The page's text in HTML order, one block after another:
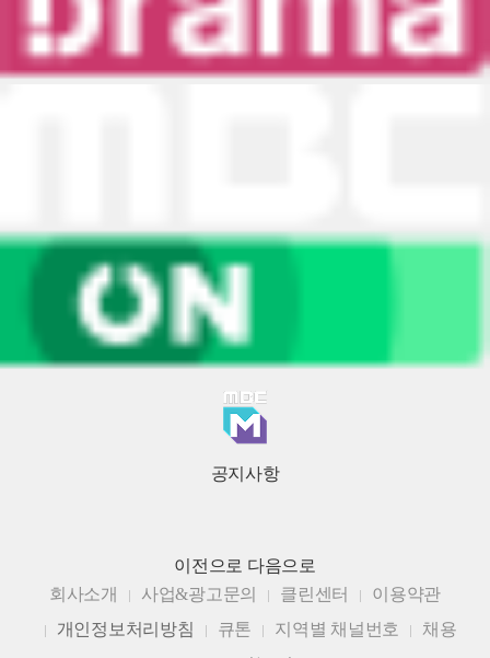
공지사항
이전으로 다음으로
회사소개
사업&광고문의 클린센터
이용약관
개인정보처리방침
큐톤 지역별 채널번호
채용